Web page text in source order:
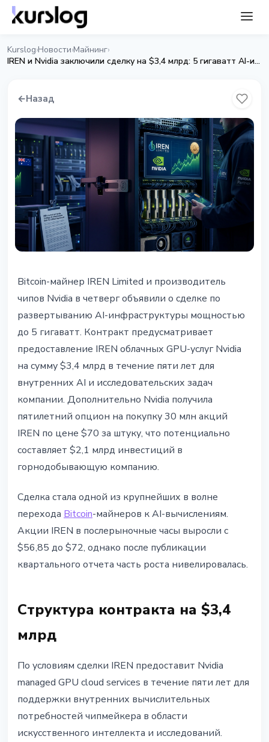
Kurslog›Новости›Майнинг›
IREN и Nvidia заключили сделку на $3,4 млрд: 5 гигаватт AI-инфраструктуры
←Назад
IREN и Nvidia заключили сделку
на $3,4 млрд: 5 гигаватт AI-
инфраструктуры
9 мая 2026 г.4 мин чтения
Наталия Дорофеева
Bitcoin-майнер IREN Limited и производитель
чипов Nvidia в четверг объявили о сделке по
развертыванию AI-инфраструктуры мощностью
до 5 гигаватт. Контракт предусматривает
предоставление IREN облачных GPU-услуг Nvidia
на сумму $3,4 млрд в течение пяти лет для
внутренних AI и исследовательских задач
компании. Дополнительно Nvidia получила
пятилетний опцион на покупку 30 млн акций
IREN по цене $70 за штуку, что потенциально
составляет $2,1 млрд инвестиций в
горнодобывающую компанию.
Сделка стала одной из крупнейших в волне
перехода Bitcoin-майнеров к AI-вычислениям.
Акции IREN в послерыночные часы выросли с
$56,85 до $72, однако после публикации
квартального отчета часть роста нивелировалась.
Структура контракта на $3,4
млрд
По условиям сделки IREN предоставит Nvidia
managed GPU cloud services в течение пяти лет для
поддержки внутренних вычислительных
потребностей чипмейкера в области
искусственного интеллекта и исследований.